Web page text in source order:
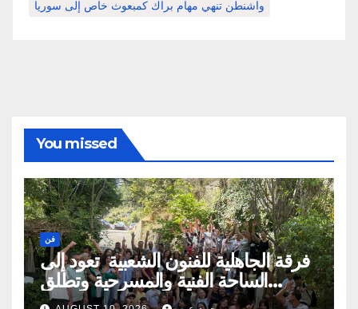
واشنطن تنهي مهام براك كمبعوث خاص إلى سوريا
You missed
فن
فرقة الجاهلية للفنون الشعبية تعود إلى
الساحة الفنية والمسرحية وتطلق
مهرجان صيف الجاهلية 2026 الجاهلية-